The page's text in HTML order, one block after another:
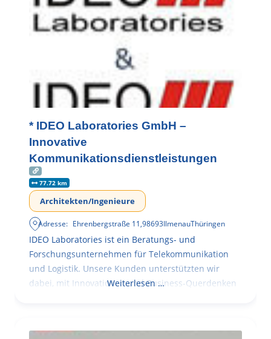
* IDEO Laboratories GmbH –
Innovative
Kommunikationsdienstleistungen
77.72 km
Architekten/Ingenieure
Adresse: Ehrenbergstraße 11,98693IlmenauThüringen
IDEO Laboratories ist ein Beratungs- und
Forschungsunternehmen für Telekommunikation
und Logistik. Unsere Kunden unterstützten wir
dabei, mit Innovationen und Business-Querdenken
Weiterlesen …